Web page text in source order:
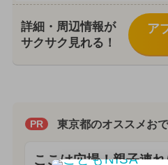
詳細・周辺情報が
サクサク見れる！
ア
PR 東京都のオススメお
ここは穴場！親子連